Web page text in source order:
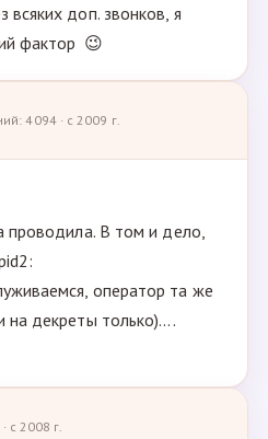
всяких доп. звонков, я
фактор 😉
4094 · с 2009 г.
проводила. В том и дело,
оператор та же
на декреты только)....
с 2008 г.